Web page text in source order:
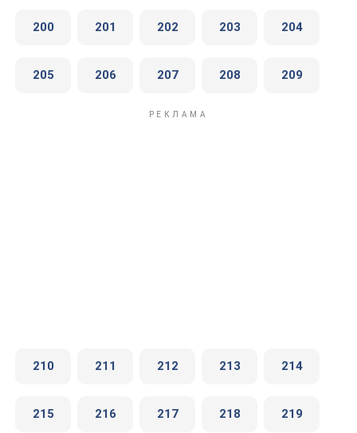
200 201 202 203 204
205 206 207 208 209
210 211 212 213 214
215 216 217 218 219